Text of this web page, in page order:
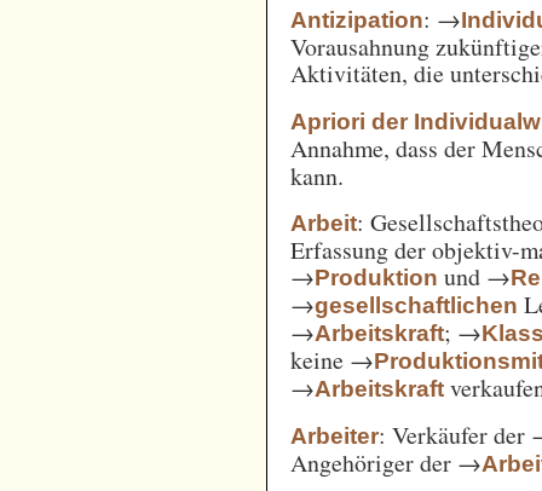
Antizipation: →
Vorausahnung
Aktivitäten, die
Apriori der
Annahme, dass der
kann.
Arbeit:
Erfassung der objektiv-
→Produktion und →
→gesellschaftlichen
→Arbeitskraft; →
keine →
→Arbeitskraft
Arbeiter: Verkäufer der
Angehöriger der →